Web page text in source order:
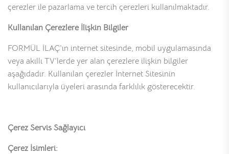
çerezler ile pazarlama ve tercih çerezleri kullanılmaktadır.
Kullanılan Çerezlere İlişkin Bilgiler
FORMÜL İLAÇ’ın internet sitesinde, mobil uygulamasında
veya akıllı TV’lerde yer alan çerezlere ilişkin bilgiler
aşağıdadır. Kullanılan çerezler İnternet Sitesinin
kullanıcılarıyla üyeleri arasında farklılık gösterecektir.
Çerez Servis Sağlayıcı
Çerez İsimleri: